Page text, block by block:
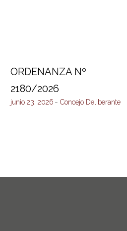
ORDENANZA Nº
2180/2026
junio 23, 2026 Concejo Deliberante